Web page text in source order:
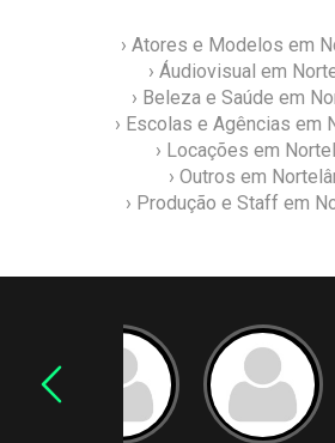
› Atores e Modelos em
› Áudiovisual em
› Beleza e Saúde em
› Escolas e Agências em
› Locações em
› Outros em
› Produção e Staff em